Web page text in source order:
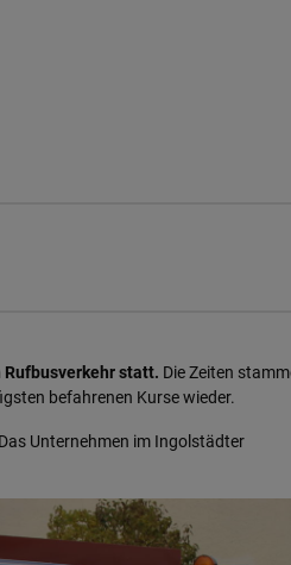
Rufbusverkehr statt. Die Zeiten
befahrenen Kurse wieder.
Unternehmen im Ingolstädter